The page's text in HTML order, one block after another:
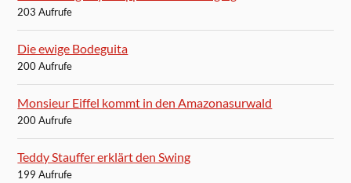
203 Aufrufe
Die ewige Bodeguita
200 Aufrufe
Monsieur Eiffel kommt in den Amazonasurwald
200 Aufrufe
Teddy Stauffer erklärt den Swing
199 Aufrufe